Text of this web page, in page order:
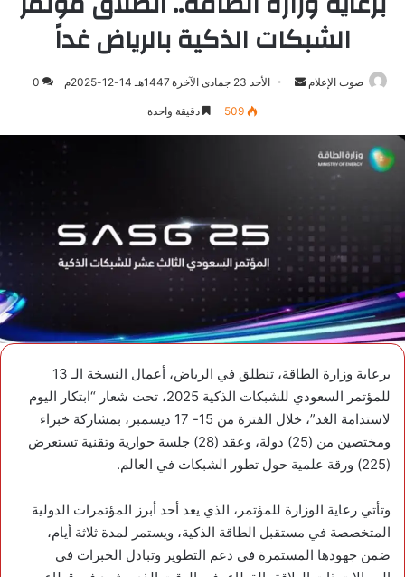
الشبكات الذكية بالرياض غداً
صوت الإعلام
أرسلالأحد 23 جمادى الآخرة 1447هـ 14-12-2025م 0
509 دقيقة واحدة
برعاية وزارة الطاقة، تنطلق في الرياض، أعمال النسخة الـ 13
للمؤتمر السعودي للشبكات الذكية 2025، تحت شعار “ابتكار اليوم
لاستدامة الغد”، خلال الفترة من 15- 17 ديسمبر، بمشاركة خبراء
ومختصين من (25) دولة، وعقد (28) جلسة حوارية وتقنية تستعرض
(225) ورقة علمية حول تطور الشبكات في العالم.
وتأتي رعاية الوزارة للمؤتمر، الذي يعد أحد أبرز المؤتمرات الدولية
المتخصصة في مستقبل الطاقة الذكية، ويستمر لمدة ثلاثة أيام،
ضمن جهودها المستمرة في دعم التطوير وتبادل الخبرات في